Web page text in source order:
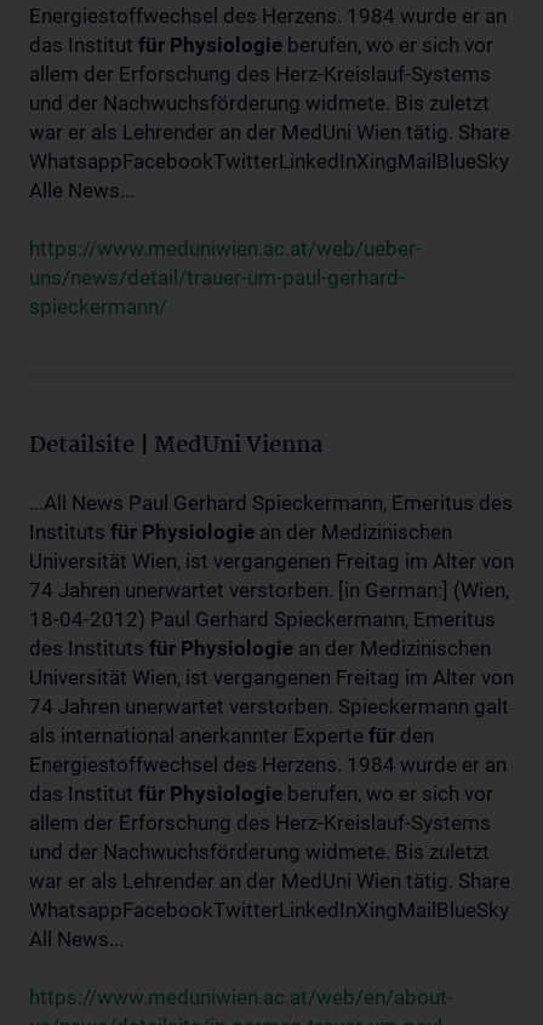
Energiestoffwechsel des Herzens. 1984 wurde er an
das Institut für Physiologie berufen, wo er sich vor
allem der Erforschung des Herz-Kreislauf-Systems
und der Nachwuchsförderung widmete. Bis zuletzt
war er als Lehrender an der MedUni Wien tätig. Share
WhatsappFacebookTwitterLinkedInXingMailBlueSky
Alle News...
https://www.meduniwien.ac.at/web/ueber-
uns/news/detail/trauer-um-paul-gerhard-
spieckermann/
Detailsite | MedUni Vienna
...All News Paul Gerhard Spieckermann, Emeritus des
Instituts für Physiologie an der Medizinischen
Universität Wien, ist vergangenen Freitag im Alter von
74 Jahren unerwartet verstorben. [in German:] (Wien,
18-04-2012) Paul Gerhard Spieckermann, Emeritus
des Instituts für Physiologie an der Medizinischen
Universität Wien, ist vergangenen Freitag im Alter von
74 Jahren unerwartet verstorben. Spieckermann galt
als international anerkannter Experte für den
Energiestoffwechsel des Herzens. 1984 wurde er an
das Institut für Physiologie berufen, wo er sich vor
allem der Erforschung des Herz-Kreislauf-Systems
und der Nachwuchsförderung widmete. Bis zuletzt
war er als Lehrender an der MedUni Wien tätig. Share
WhatsappFacebookTwitterLinkedInXingMailBlueSky
All News...
https://www.meduniwien.ac.at/web/en/about-